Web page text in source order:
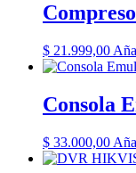
$ 21.999,00
Consola
$ 33.000,00